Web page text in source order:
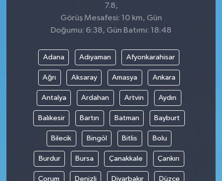
7.8,
Görüş Mesafesi: 10 km, Gün
Doğumu: 6:38, Gün Batımı: 18:48
Adana Adıyaman Afyonkarahisar
Ağrı Aksaray Amasya Ankara
Antalya Ardahan Artvin Aydın
Balıkesir Bartın Batman Bayburt
Bilecik Bingöl Bitlis Bolu
Burdur Bursa Çanakkale Çankırı
Çorum Denizli Diyarbakır Düzce